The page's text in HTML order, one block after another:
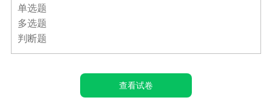
单选题
多选题
判断题
查看试卷